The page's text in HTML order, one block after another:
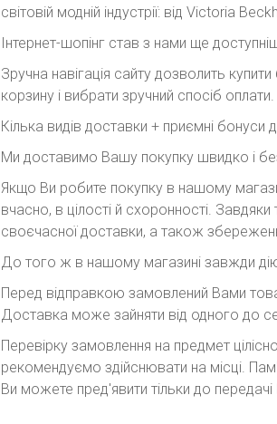
світовій модній індустрії: від Victoria
Інтернет-шопінг став з нами ще
Зручна навігація сайту дозволить
корзину і вибрати зручний спосіб оплати.
Кілька видів доставки + приємні бонуси
Ми доставимо Вашу покупку швидко і
Якщо Ви робите покупку в нашому
вчасно, в цілості й схоронності.
своєчасної доставки, а також
До того ж в нашому магазині завжди
Перед відправкою замовлений Вами
Доставка може зайняти від одного до
Перевірку замовлення на предмет
рекомендуємо здійснювати на місці.
Ви можете пред'явити тільки до